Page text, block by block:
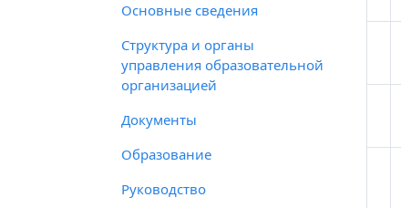
Основные сведения
Структура и органы
управления образовательной
организацией
Документы
Образование
Руководство